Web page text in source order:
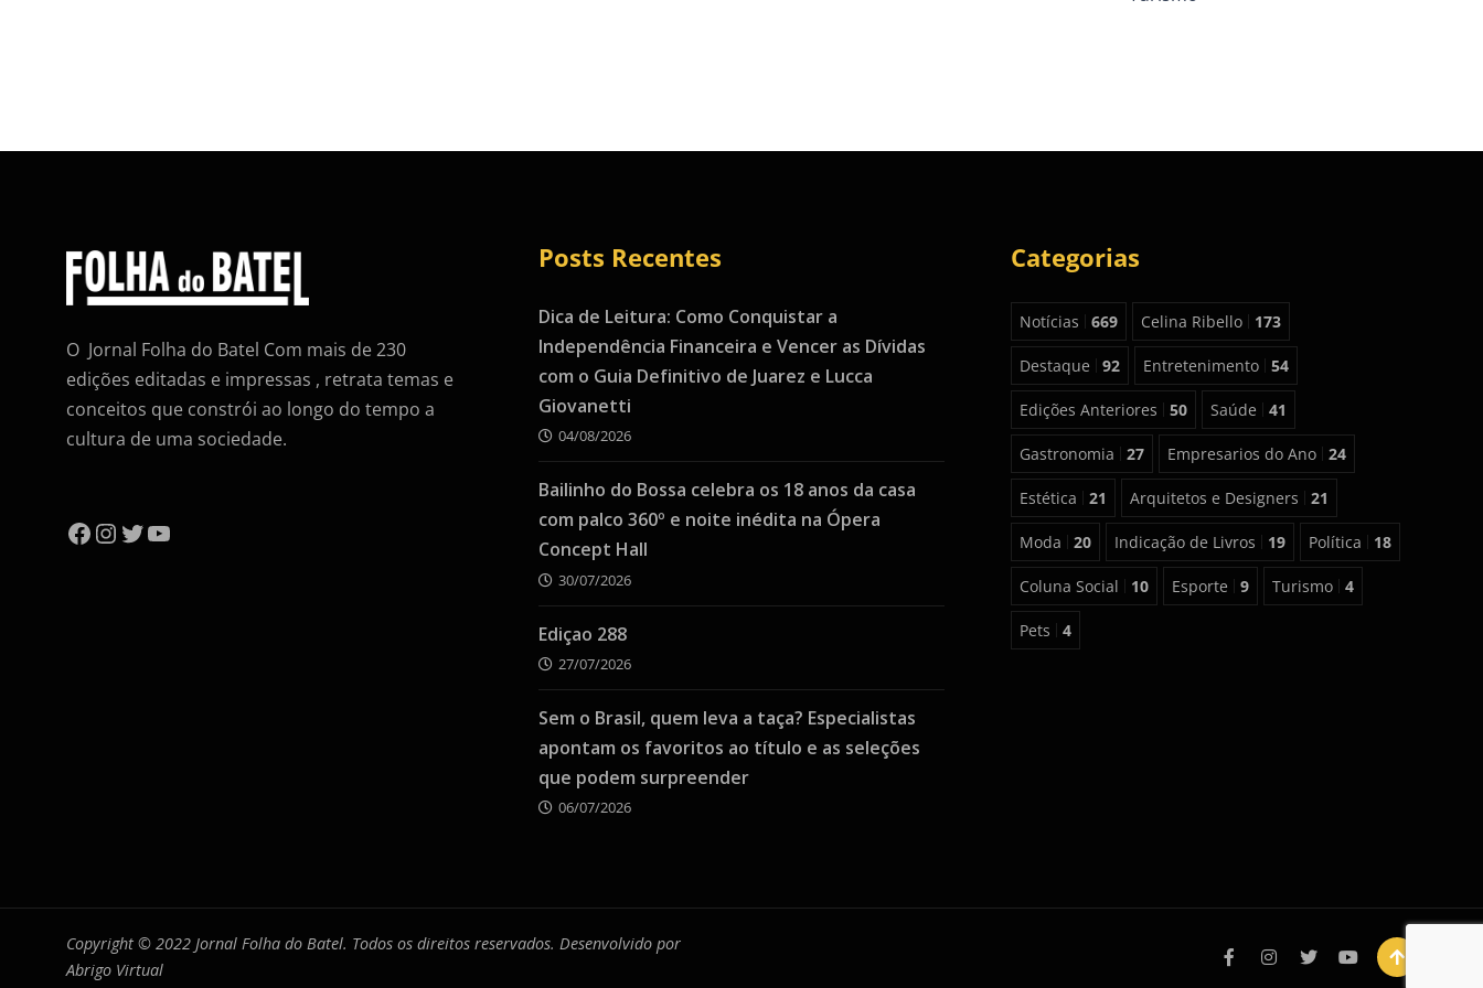
O Jornal Folha do Batel Com mais de 230
edições editadas e impressas , retrata temas e
conceitos que constrói ao longo do tempo a
cultura de uma sociedade.
Facebook
Instagram
Twitter
YouTube
Posts Recentes
Dica de Leitura: Como Conquistar a
Independência Financeira e Vencer as Dívidas
com o Guia Definitivo de Juarez e Lucca
Giovanetti
04/08/2026
Bailinho do Bossa celebra os 18 anos da casa
com palco 360º e noite inédita na Ópera
Concept Hall
30/07/2026
Ediçao 288
27/07/2026
Sem o Brasil, quem leva a taça? Especialistas
apontam os favoritos ao título e as seleções
que podem surpreender
06/07/2026
Categorias
Notícias 669 Celina Ribello 173
Destaque 92 Entretenimento 54
Edições Anteriores 50 Saúde 41
Gastronomia 27 Empresarios do Ano 24
Estética 21 Arquitetos e Designers 21
Moda 20 Indicação de Livros 19 Política 18
Coluna Social 10 Esporte 9 Turismo 4
Pets 4
Copyright © 2022 Jornal Folha do Batel. Todos os direitos reservados. Desenvolvido por
Abrigo Virtual